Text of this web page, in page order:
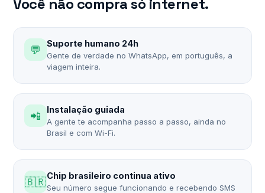
Você não compra só internet.
💬 Suporte humano 24h
Gente de verdade no WhatsApp, em português, a
viagem inteira.
📲 Instalação guiada
A gente te acompanha passo a passo, ainda no
Brasil e com Wi-Fi.
🇧🇷Chip brasileiro continua ativo
Seu número segue funcionando e recebendo SMS